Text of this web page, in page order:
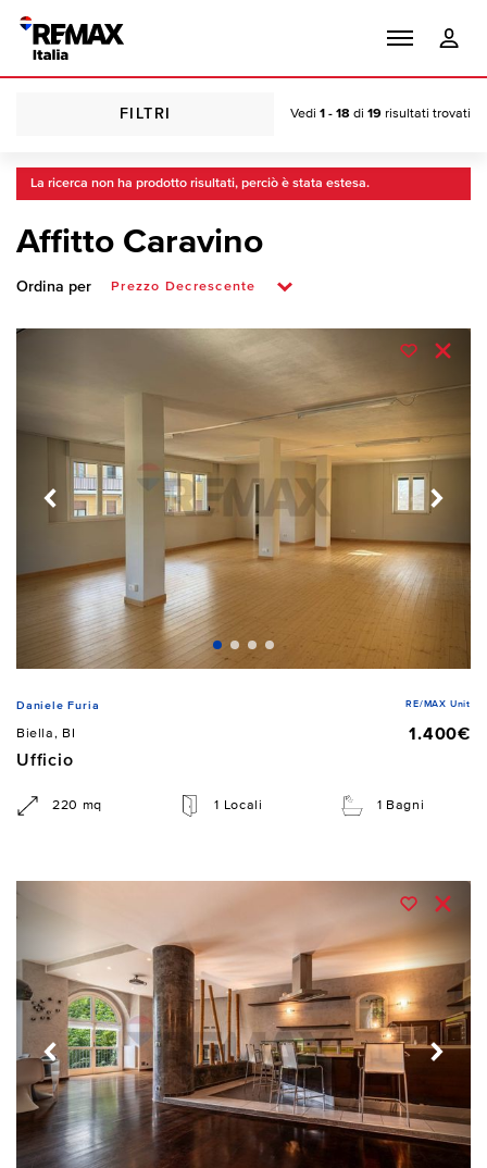
FILTRI Vedi 1 - 18 di 19 risultati trovati
La ricerca non ha prodotto risultati, perciò è stata estesa.
Affitto Caravino
Ordina per
Daniele Furia RE/MAX Unit
Biella, BI
1.400€
Ufficio
220 mq 1 Locali 1 Bagni